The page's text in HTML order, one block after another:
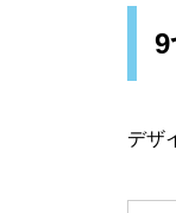
デザ